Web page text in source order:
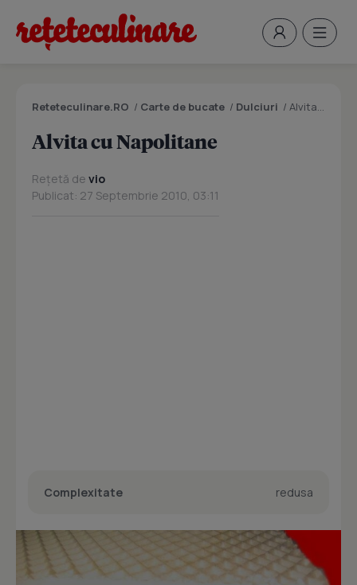
Reteteculinare.RO / Carte de bucate / Dulciuri / Alvita cu Napolitane
Alvita cu Napolitane
Rețetă de vio
Publicat: 27 Septembrie 2010, 03:11
Complexitate redusa